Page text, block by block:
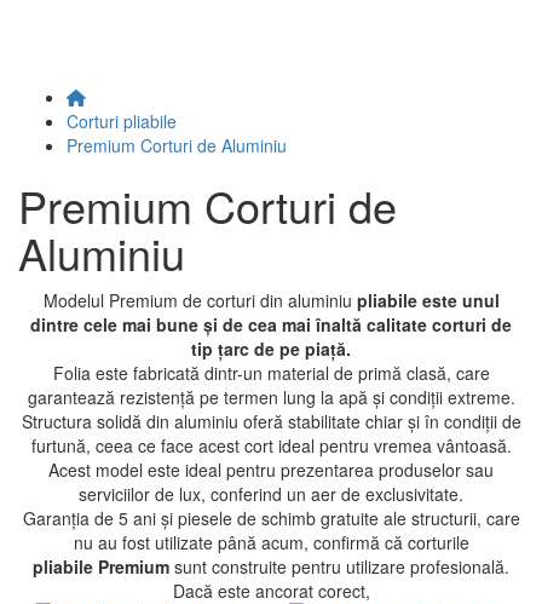
Corturi pliabile
Premium Corturi de Aluminiu
Premium Corturi de
Aluminiu
Modelul Premium de corturi din aluminiu pliabileeste unul
dintre cele mai bune și de cea mai înaltă calitate corturi de
tip țarc de pe piață.
Folia este fabricată dintr-un material de primă clasă, care
garantează rezistență pe termen lung la apă și condiții extreme.
Structura solidă din aluminiu oferă stabilitate chiar și în condiții de
furtună, ceea ce face acest cort ideal pentru vremea vântoasă.
Acest model este ideal pentru prezentarea produselor sau
serviciilor de lux, conferind un aer de exclusivitate.
Garanția de 5 ani și piesele de schimb gratuite ale structurii, care
nu au fost utilizate până acum, confirmă că corturile
pliabile Premium sunt construite pentru utilizare profesională.
Dacă este ancorat corect,